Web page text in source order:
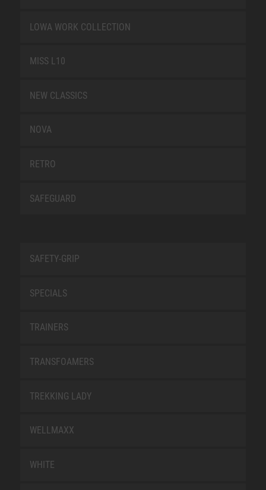
LOWA WORK COLLECTION
MISS L10
NEW CLASSICS
NOVA
RETRO
SAFEGUARD
SAFETY-GRIP
SPECIALS
TRAINERS
TRANSFOAMERS
TREKKING LADY
WELLMAXX
WHITE